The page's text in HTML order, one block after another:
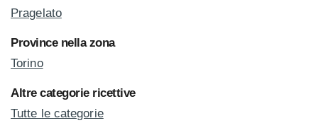
Pragelato
Province nella zona
Torino
Altre categorie ricettive
Tutte le categorie